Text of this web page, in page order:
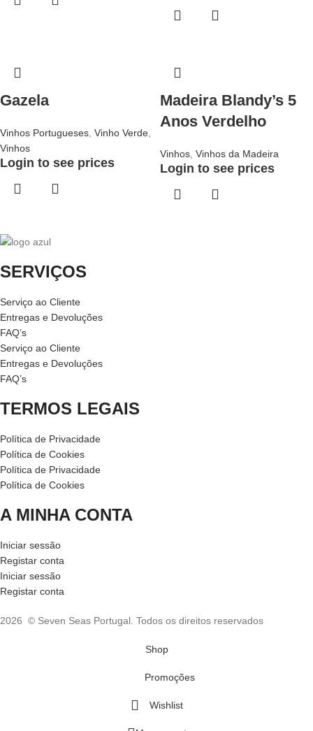
Gazela
Vinhos Portugueses, Vinho Verde,
Vinhos
Login to see prices
Madeira Blandy’s 5
Anos Verdelho
Vinhos, Vinhos da Madeira
Login to see prices
SERVIÇOS
Serviço ao Cliente
Entregas e Devoluções
FAQ’s
Serviço ao Cliente
Entregas e Devoluções
FAQ’s
TERMOS LEGAIS
Política de Privacidade
Política de Cookies
Política de Privacidade
Política de Cookies
A MINHA CONTA
Iniciar sessão
Registar conta
Iniciar sessão
Registar conta
2026 © Seven Seas Portugal. Todos os direitos reservados
Shop
Promoções
Wishlist